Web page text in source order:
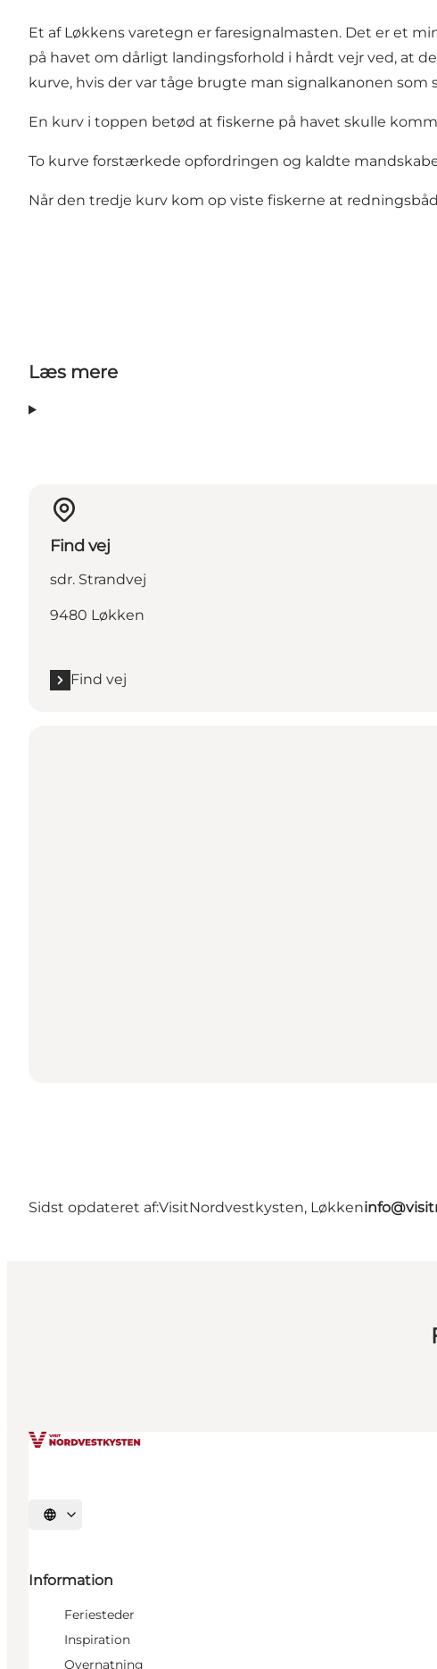
Et af Løkkens varetegn er faresignalmasten. Det er et
på havet om dårligt landingsforhold i hårdt vejr ved, at
kurve, hvis der var tåge brugte man signalkanonen som
En kurv i toppen betød at fiskerne på havet skulle
To kurve forstærkede opfordringen og kaldte
Når den tredje kurv kom op viste fiskerne at
Læs mere
Find vej
sdr. Strandvej
9480 Løkken
Find vej
Sidst opdateret af:VisitNordvestkysten, Løkken
Vælg sprog
Information
Feriesteder
Inspiration
Overnatning